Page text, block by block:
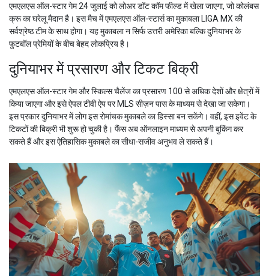
एमएलएस ऑल-स्टार गेम 24 जुलाई को लोअर डॉट कॉम फील्ड में खेला जाएगा, जो कोलंबस
क्रू का घरेलू मैदान है। इस मैच में एमएलएस ऑल-स्टार्स का मुकाबला LIGA MX की
सर्वश्रेष्ठ टीम के साथ होगा। यह मुकाबला न सिर्फ उत्तरी अमेरिका बल्कि दुनियाभर के
फुटबॉल प्रेमियों के बीच बेहद लोकप्रिय है।
दुनियाभर में प्रसारण और टिकट बिक्री
एमएलएस ऑल-स्टार गेम और स्किल्स चैलेंज का प्रसारण 100 से अधिक देशों और क्षेत्रों में
किया जाएगा और इसे ऐपल टीवी ऐप पर MLS सीज़न पास के माध्यम से देखा जा सकेगा।
इस प्रकार दुनियाभर में लोग इस रोमांचक मुकाबले का हिस्सा बन सकेंगे। वहीं, इस इवेंट के
टिकटों की बिक्री भी शुरू हो चुकी है। फैंस अब ऑनलाइन माध्यम से अपनी बुकिंग कर
सकते हैं और इस ऐतिहासिक मुकाबले का सीधा-सजीव अनुभव ले सकते हैं।